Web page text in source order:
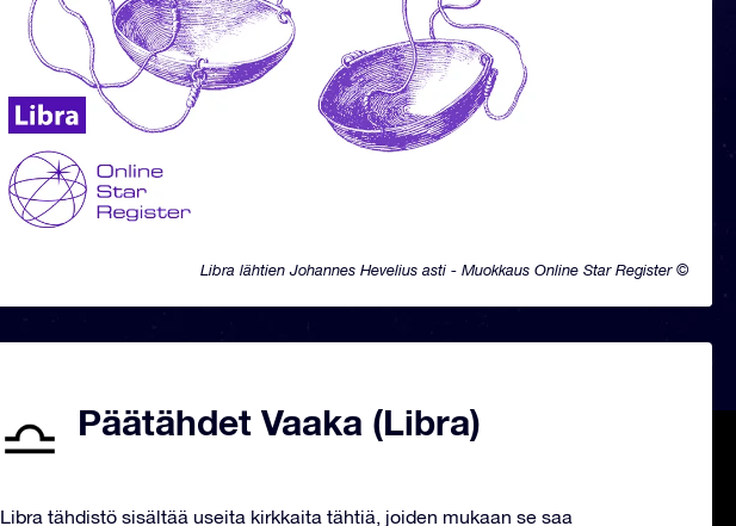
Libra lähtien Johannes Hevelius asti - Muokkaus Online Star Register ©
Päätähdet Vaaka (Libra)
Libra tähdistö sisältää useita kirkkaita tähtiä, joiden mukaan se saa